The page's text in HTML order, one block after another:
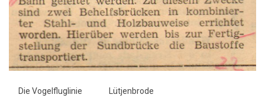
Die Vogelfluglinie Lütjenbrode